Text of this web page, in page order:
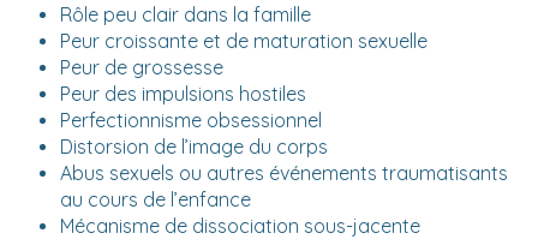
Rôle peu clair dans la famille
Peur croissante et de maturation sexuelle
Peur de grossesse
Peur des impulsions hostiles
Perfectionnisme obsessionnel
Distorsion de l’image du corps
Abus sexuels ou autres événements traumatisants
au cours de l’enfance
Mécanisme de dissociation sous-jacente